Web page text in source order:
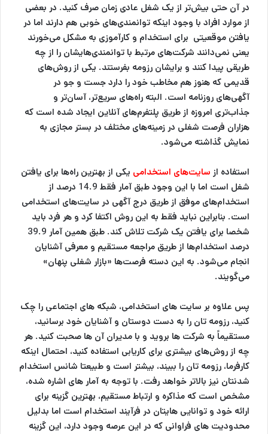
در آن حتی بیش‌تر از یک شغل عادی زمان صرف کنید. در بعضی
از موارد افراد با وجود اینکه توانمندی‌های خوبی هم دارند اما در
یافتن موقعیتی برای استخدام و کارآموزی به مشکل می‌خورند
یعنی نمی‌دانند شرکت‌های مرتبط با توانمندی‌هایشان را از چه
طریقی پیدا کنند و برایشان رزومه بفرستند. یکی از روش‌های
قدیمی که هنوز هم مخاطب خود را دارد جست و جو در
آگهی‌های روزنامه است. البته راه‌های سریع‌تر، آسان‌تر و
جذاب‌تری امروزه از طریق پلتفرم‌های آنلاین ایجاد شده است که
هزاران فرصت‌ شغلی در زمینه‌های مختلف در بستر مجازی به
نمایش گذاشته می‌شود.
استفاده از سایت‌های استخدامی یکی از بهترین راه‌ها برای یافتن
شغل است اما با این وجود طبق آمار فقط 14.9 درصد از
استخدام‌های موفق از طریق درج آگهی در سایت‌های استخدامی
است. بنابراین نباید فقط به این روش اکتفا کرد و هر فرد باید
شخصا برای یافتن یک شرکت تلاش کند. طبق همین آمار 39.9
درصد استخدام‌ها از طریق مراجعه مستقیم و معرفی آشنایان
انجام می‌شود. به این دسته فرصت‌ها «بازار شغلی پنهان»
می‌گویند.
پس علاوه بر سایت های استخدامی، شبکه های اجتماعی را چک
کنید، رزومه تان را به دست دوستان و آشنایان خود برسانید،
مستقیماً به شرکت ها بروید و با مدیران آن ها صحبت کنید. هر
چه از روش‌های بیشتری برای کاریابی استفاده کنید، احتمال اینکه
کارفرما، رزومه تان را ببیند، بیشتر است و طبیعتا شانس استخدام
شدنتان نیز بالاتر خواهد رفت. با توجه به آمار های اشاره شده،
مشخص است که مذاکره و ارتباط مستقیم، بهترین گزینه برای
ارائه خود و توانایی هایتان در فرآیند استخدام است اما بدلیل
محدودیت های فراوانی که در این عرصه وجود دارد، این گزینه